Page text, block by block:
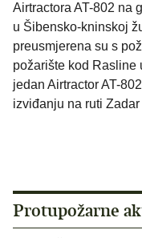
Airtractora AT-802 na
u Šibensko-kninskoj
preusmjerena su s
požarište kod Rasline
jedan Airtractor AT-
izviđanju na ruti
Protupožarne